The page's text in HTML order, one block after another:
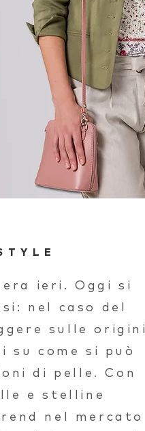
ieri. Oggi si
nel caso del
sulle origini
come si può
di pelle. Con
e stelline
nel mercato